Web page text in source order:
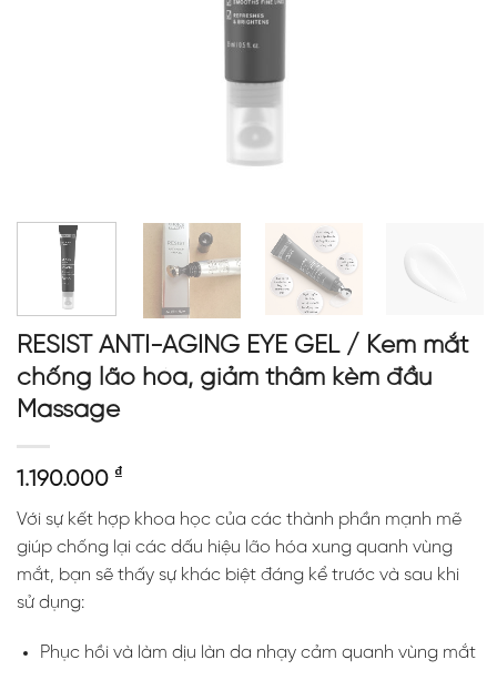
RESIST ANTI-AGING EYE GEL / Kem mắt
chống lão hóa, giảm thâm kèm đầu
Massage
1.190.000 ₫
Với sự kết hợp khoa học của các thành phần mạnh mẽ
giúp chống lại các dấu hiệu lão hóa xung quanh vùng
mắt, bạn sẽ thấy sự khác biệt đáng kể trước và sau khi
sử dụng:
Phục hồi và làm dịu làn da nhạy cảm quanh vùng mắt